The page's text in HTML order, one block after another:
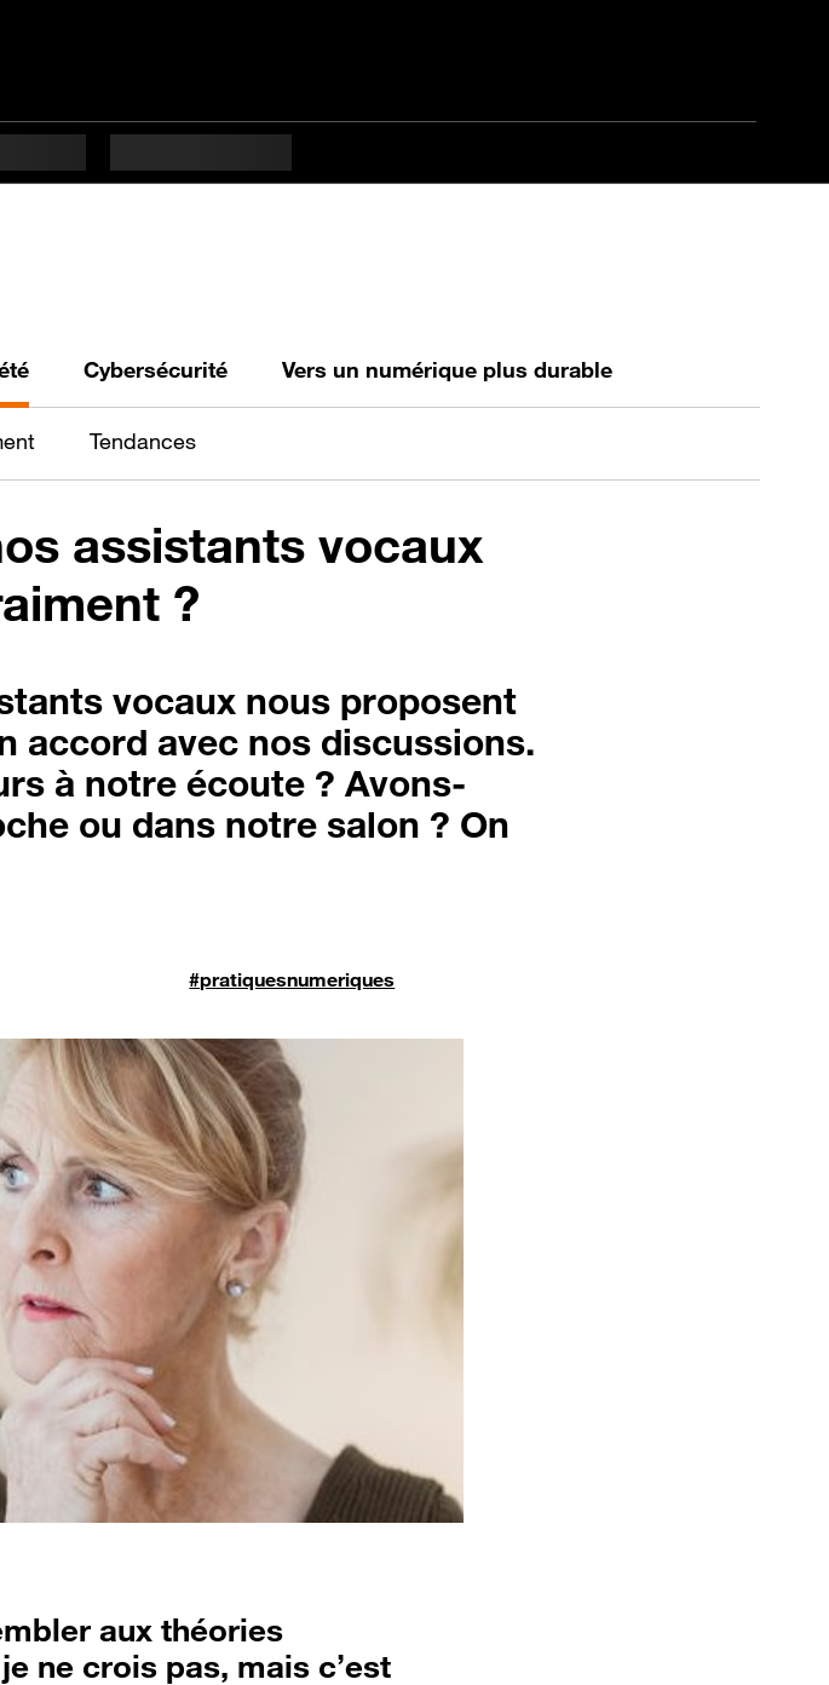
Cybersécurité Vers un numérique plus durable
Tendances
assistants vocaux
?
vocaux nous proposent
accord avec nos discussions.
à notre écoute ? Avons-
ou dans notre salon ? On
#pratiquesnumeriques
aux théories
ne crois pas, mais c’est